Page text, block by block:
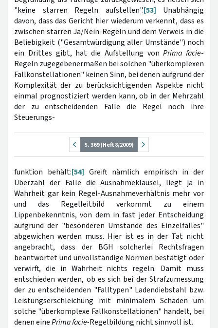
"keine starren Regeln aufstellen".[53] Unabhängig
davon, dass das Gericht hier wiederum verkennt, dass es
zwischen starren Ja/Nein-Regeln und dem Verweis in die
Beliebigkeit ("Gesamtwürdigung aller Umstände") noch
ein Drittes gibt, hat die Aufstellung vonPrima facie-
Regeln zugegebenermaßen bei solchen "überkomplexen
Fallkonstellationen" keinen Sinn, bei denen aufgrund der
Komplexität der zu berücksichtigenden Aspekte nicht
einmal prognostiziert werden kann, ob in der Mehrzahl
der zu entscheidenden Fälle die Regel noch ihre
Steuerungs-
S. 369 (Heft 8/2009)
funktion behält:[54] Greift nämlich empirisch in der
Überzahl der Fälle die Ausnahmeklausel, liegt ja in
Wahrheit gar kein Regel-Ausnahmeverhältnis mehr vor
und das Regelleitbild verkommt zu einem
Lippenbekenntnis, von dem in fast jeder Entscheidung
aufgrund der "besonderen Umstände des Einzelfalles"
abgewichen werden muss. Hier ist es in der Tat nicht
angebracht, dass der BGH solcherlei Rechtsfragen
beantwortet und unvollständige Normen bestätigt oder
verwirft, die in Wahrheit nichts regeln. Damit muss
entschieden werden, ob es sich bei der Strafzumessung
der zu entscheidenden "Falltypen" Ladendiebstahl bzw.
Leistungserschleichung mit minimalem Schaden um
solche "überkomplexe Fallkonstellationen" handelt, bei
denen einePrima facie-Regelbildung nicht sinnvoll ist.